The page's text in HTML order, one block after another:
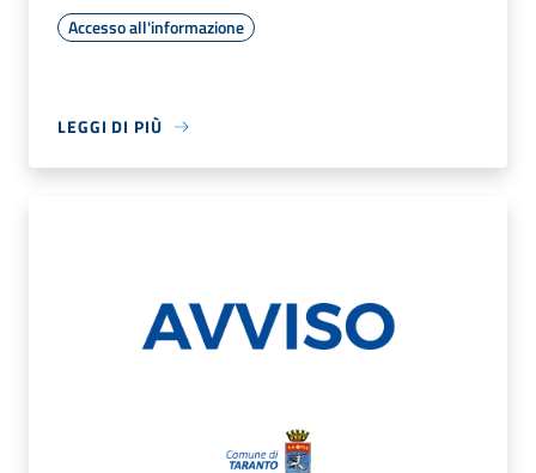
Accesso all'informazione
LEGGI DI PIÙ